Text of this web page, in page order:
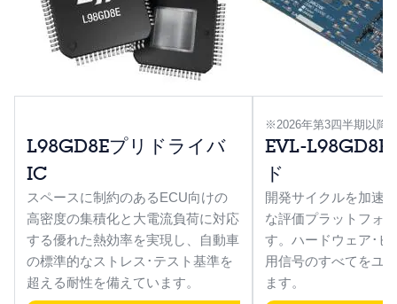
L98GD8Eプリドライバ
IC
スペースに制約のあるECU向けの
高密度の集積化と大電流負荷に対応
する優れた熱効率を実現し、自動車
の標準的なストレス･テスト基準を
超える耐性を備えています。
※2026年第3四半期以降
EVL-L98GD8E
ド
開発サイクルを加速
な評価プラットフォ
す。ハードウェア･ピ
用信号のすべてをユ
ます。